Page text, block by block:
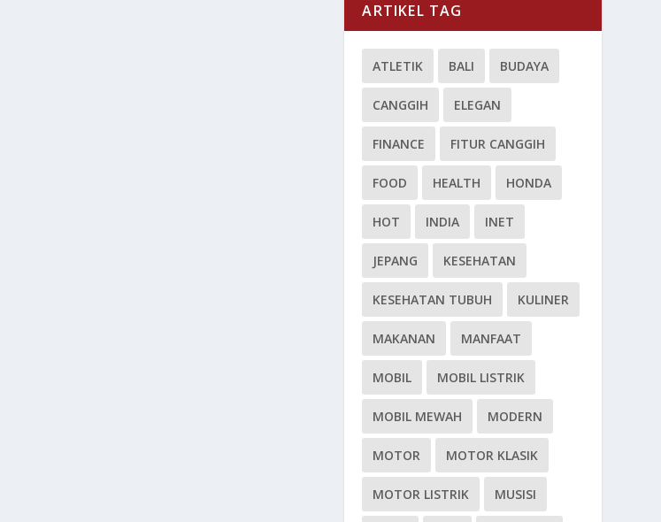
ARTIKEL TAG
ATLETIK BALI BUDAYA
CANGGIH ELEGAN
FINANCE FITUR CANGGIH
FOOD HEALTH HONDA
HOT INDIA INET
JEPANG KESEHATAN
KESEHATAN TUBUH KULINER
MAKANAN MANFAAT
MOBIL MOBIL LISTRIK
MOBIL MEWAH MODERN
MOTOR MOTOR KLASIK
MOTOR LISTRIK MUSISI